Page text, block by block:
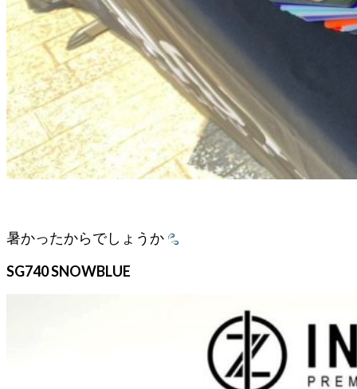
暑かったからでしょうか
SG740 SNOWBLUE